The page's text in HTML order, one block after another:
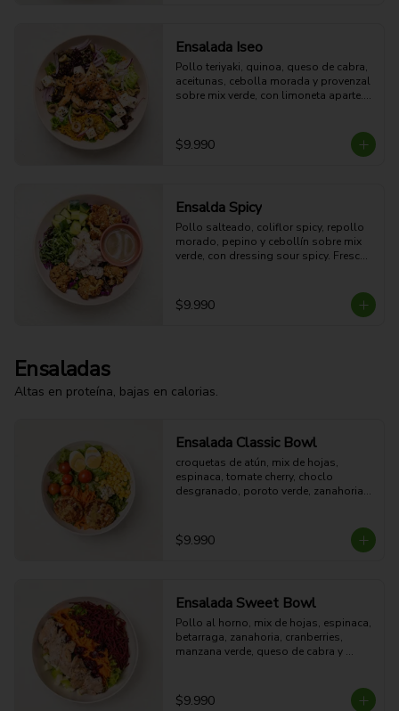
Ensalada Iseo
Pollo teriyaki, quinoa, queso de cabra,
aceitunas, cebolla morada y provenzal
sobre mix verde, con limoneta aparte.
$9.990
Ensalda Spicy
Pollo salteado, coliflor spicy, repollo
morado, pepino y cebollín sobre mix
verde, con dressing sour spicy. Fresca,
10g grasa - 5g Fibra - 329 Kcal
$9.990
Ensaladas
Altas en proteína, bajas en calorias.
Ensalada Classic Bowl
croquetas de atún, mix de hojas,
espinaca, tomate cherry, choclo
desgranado, poroto verde, zanahoria,
$9.990
Ensalada Sweet Bowl
Pollo al horno, mix de hojas, espinaca,
betarraga, zanahoria, cranberries,
manzana verde, queso de cabra y
18g grasa - 9g Fibra - 499 Kcal
$9.990